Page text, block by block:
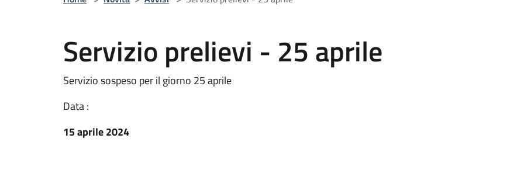
Servizio prelievi - 25 aprile
Servizio sospeso per il giorno 25 aprile
Data :
15 aprile 2024